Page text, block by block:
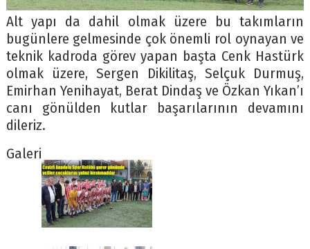
Alt yapı da dahil olmak üzere bu takımların
bugünlere gelmesinde çok önemli rol oynayan ve
teknik kadroda görev yapan başta Cenk Hastürk
olmak üzere, Sergen Dikilitaş, Selçuk Durmuş,
Emirhan Yenihayat, Berat Dindaş ve Özkan Yıkan’ı
canı gönülden kutlar başarılarının devamını
dileriz.
Galeri